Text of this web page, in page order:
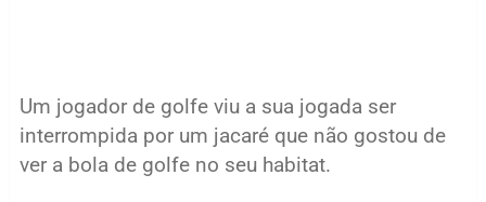
Um jogador de golfe viu a sua jogada ser
interrompida por um jacaré que não gostou de
ver a bola de golfe no seu habitat.